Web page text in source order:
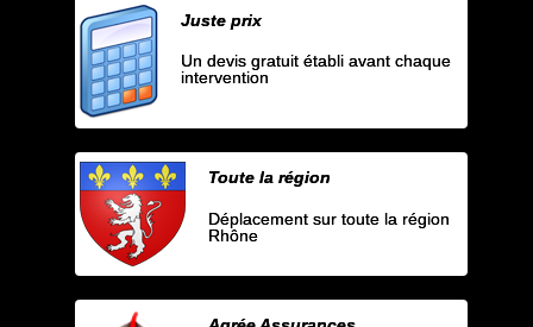
Juste prix
Un devis gratuit établi avant chaque
intervention
Toute la région
Déplacement sur toute la région
Rhône